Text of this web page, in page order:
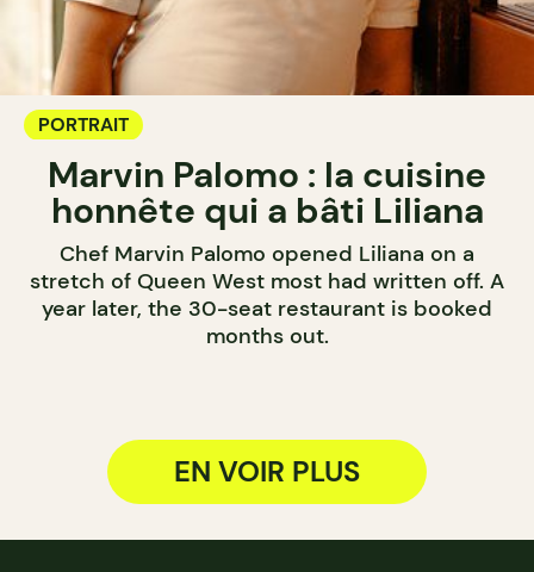
PORTRAIT
Marvin Palomo : la cuisine
honnête qui a bâti Liliana
Chef Marvin Palomo opened Liliana on a
stretch of Queen West most had written off. A
year later, the 30-seat restaurant is booked
months out.
EN VOIR PLUS